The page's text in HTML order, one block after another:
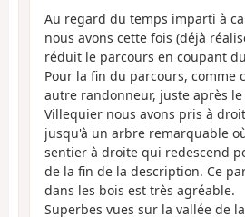
Au regard du temps imparti à
nous avons cette fois (déjà
réduit le parcours en coupant
Pour la fin du parcours, comme
autre randonneur, juste après
Villequier nous avons pris à
jusqu'à un arbre remarquable
sentier à droite qui redescend
de la fin de la description. Ce
dans les bois est très agréable.
Superbes vues sur la vallée de